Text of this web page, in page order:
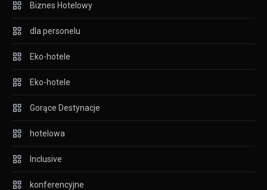
Biznes Hotelowy
dla personelu
Eko-hotele
Eko-hotele
Gorące Destynacje
hotelowa
Inclusive
konferencyjne